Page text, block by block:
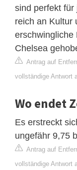
sind perfekt für
reich an Kultur
erschwingliche
Chelsea
Antrag auf
vollständige Antwort
Wo endet
Es erstreckt
ungefähr 9,75
Antrag auf
vollständige Antwort